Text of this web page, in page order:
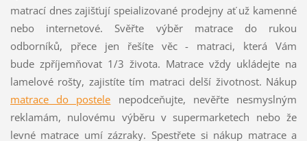
matrací dnes zajišťují speializované prodejny ať už kamenné
nebo internetové. Svěřte výběr matrace do rukou
odborníků, přece jen řešíte věc - matraci, která Vám
bude zpříjemňovat 1/3 života. Matrace vždy ukládejte na
lamelové rošty, zajistíte tím matraci delší životnost. Nákup
matrace do postele nepodceňujte, nevěřte nesmyslným
reklamám, nulovému výběru v supermarketech nebo že
levné matrace umí zázraky. Spestřete si nákup matrace a